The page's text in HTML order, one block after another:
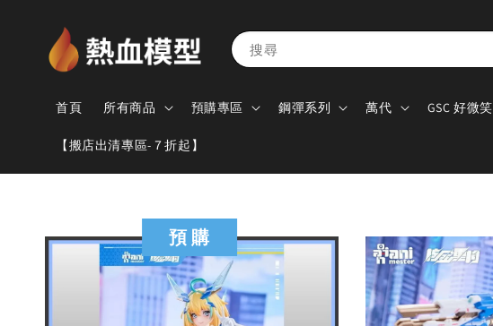
搜尋
首頁 所有商品 預購專區 鋼彈系列 萬代 GSC 好微笑
【搬店出清專區-７折起】
預 購